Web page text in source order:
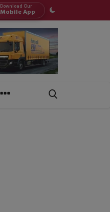
Download Our
Mobile App